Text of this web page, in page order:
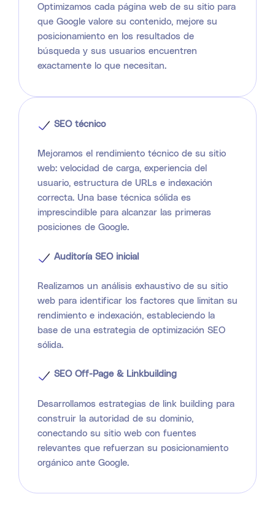
Optimizamos cada página web de su sitio para
que Google valore su contenido, mejore su
posicionamiento en los resultados de
búsqueda y sus usuarios encuentren
exactamente lo que necesitan.
SEO técnico
Mejoramos el rendimiento técnico de su sitio
web: velocidad de carga, experiencia del
usuario, estructura de URLs e indexación
correcta. Una base técnica sólida es
imprescindible para alcanzar las primeras
posiciones de Google.
Auditoría SEO inicial
Realizamos un análisis exhaustivo de su sitio
web para identificar los factores que limitan su
rendimiento e indexación, estableciendo la
base de una estrategia de optimización SEO
sólida.
SEO Off-Page & Linkbuilding
Desarrollamos estrategias de link building para
construir la autoridad de su dominio,
conectando su sitio web con fuentes
relevantes que refuerzan su posicionamiento
orgánico ante Google.